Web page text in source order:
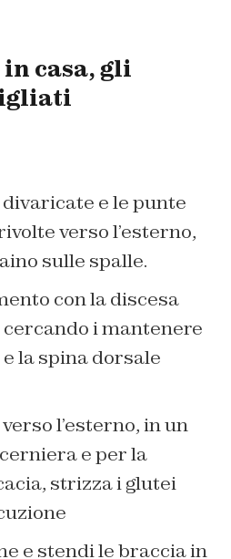
casa, gli
divaricate e le punte
verso l’esterno,
sulle spalle.
con la discesa
i mantenere
la spina dorsale
l’esterno, in un
e per la
strizza i glutei
e stendi le braccia in